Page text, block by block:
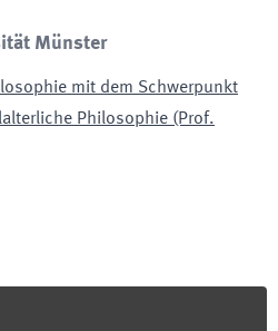
Münster
mit dem Schwerpunkt
Philosophie (Prof.